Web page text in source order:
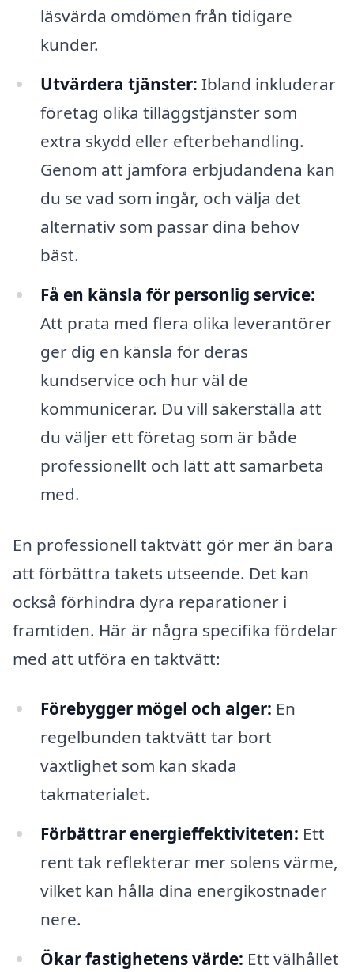
läsvärda omdömen från tidigare
kunder.
Utvärdera tjänster: Ibland inkluderar
företag olika tilläggstjänster som
extra skydd eller efterbehandling.
Genom att jämföra erbjudandena kan
du se vad som ingår, och välja det
alternativ som passar dina behov
bäst.
Få en känsla för personlig service:
Att prata med flera olika leverantörer
ger dig en känsla för deras
kundservice och hur väl de
kommunicerar. Du vill säkerställa att
du väljer ett företag som är både
professionellt och lätt att samarbeta
med.
En professionell taktvätt gör mer än bara
att förbättra takets utseende. Det kan
också förhindra dyra reparationer i
framtiden. Här är några specifika fördelar
med att utföra en taktvätt:
Förebygger mögel och alger: En
regelbunden taktvätt tar bort
växtlighet som kan skada
takmaterialet.
Förbättrar energieffektiviteten: Ett
rent tak reflekterar mer solens värme,
vilket kan hålla dina energikostnader
nere.
Ökar fastighetens värde: Ett välhållet